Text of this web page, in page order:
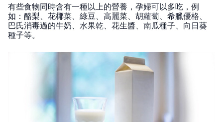
有些食物同時含有一種以上的營養，孕婦可以多吃，例
如：酪梨、花椰菜、綠豆、高麗菜、胡蘿蔔、希臘優格、
巴氏消毒過的牛奶、水果乾、花生醬、南瓜種子、向日葵
種子等。